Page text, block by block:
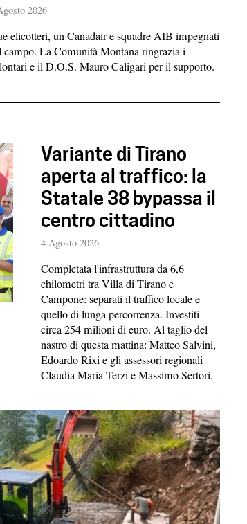
2026
elicotteri, un Canadair e squadre AIB impegnati
campo. La Comunità Montana ringrazia i
e il D.O.S. Mauro Caligari per il supporto.
Variante di Tirano
aperta al traffico: la
Statale 38 bypassa il
centro cittadino
4 Agosto 2026
Completata l'infrastruttura da 6,6
chilometri tra Villa di Tirano e
Campone: separati il traffico locale e
quello di lunga percorrenza. Investiti
circa 254 milioni di euro. Al taglio del
nastro di questa mattina: Matteo Salvini,
Edoardo Rixi e gli assessori regionali
Claudia Maria Terzi e Massimo Sertori.